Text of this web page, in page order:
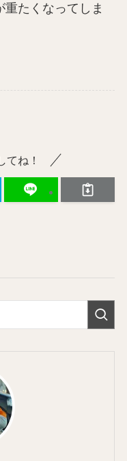
たくなってしま
てね！